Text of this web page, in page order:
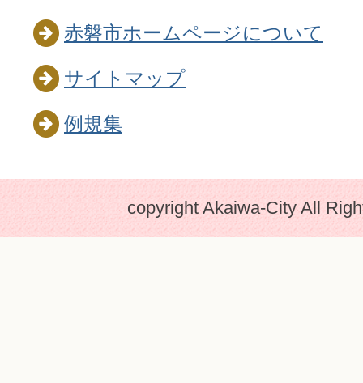
赤磐市ホームページについて
サイトマップ
例規集
copyright Akaiwa-City All